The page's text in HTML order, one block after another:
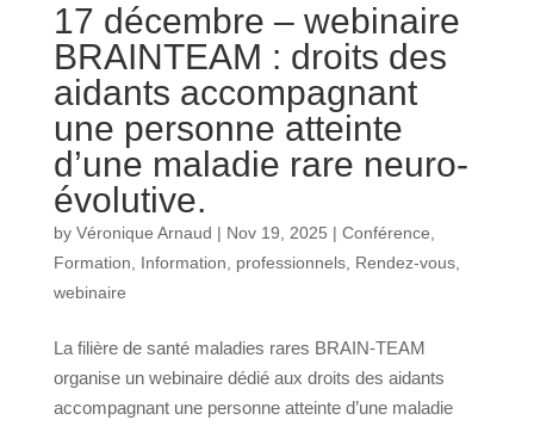
17 décembre – webinaire
BRAINTEAM : droits des
aidants accompagnant
une personne atteinte
d’une maladie rare neuro-
évolutive.
by Véronique Arnaud | Nov 19, 2025 | Conférence
Formation
Information professionnels, Rendez-vous,
webinaire
La filière de santé maladies rares BRAIN-TEAM
organise un webinaire dédié aux droits des aidants
accompagnant une personne atteinte d’une maladie